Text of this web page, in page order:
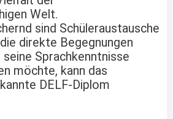
Welt.
sind Schüleraustausche
direkte Begegnungen
Sprachkenntnisse
möchte, kann das
DELF-Diplom